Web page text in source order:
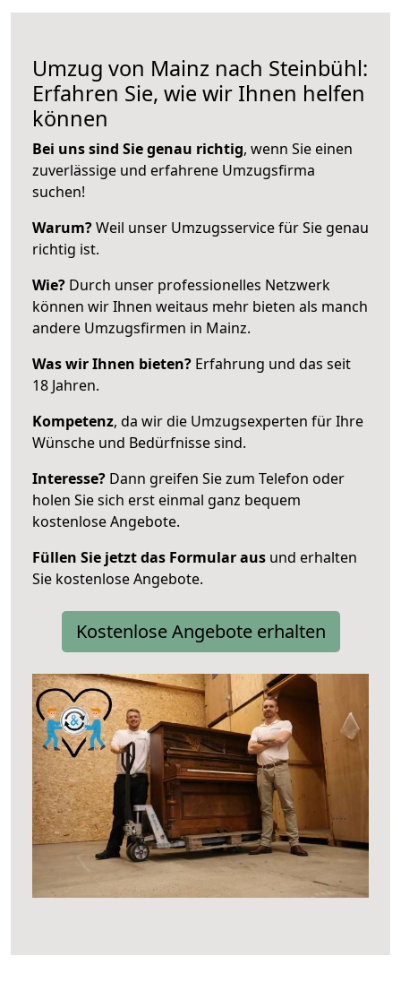
Umzug von Mainz nach Steinbühl:
Erfahren Sie, wie wir Ihnen helfen
können
Bei uns sind Sie genau richtig, wenn Sie einen
zuverlässige und erfahrene Umzugsfirma
suchen!
Warum?Weil unser Umzugsservice für Sie genau
richtig ist.
Wie? Durch unser professionelles Netzwerk
können wir Ihnen weitaus mehr bieten als manch
andere Umzugsfirmen in Mainz.
Was wir Ihnen bieten? Erfahrung und das seit
18 Jahren.
Kompetenz, da wir die Umzugsexperten für Ihre
Wünsche und Bedürfnisse sind.
Interesse? Dann greifen Sie zum Telefon oder
holen Sie sich erst einmal ganz bequem
kostenlose Angebote.
Füllen Sie jetzt das Formular aus und erhalten
Sie kostenlose Angebote.
Kostenlose Angebote erhalten